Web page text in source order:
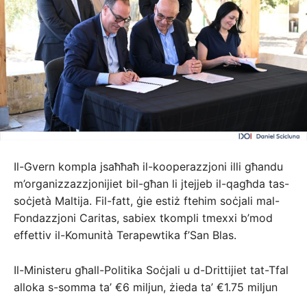
Il-Gvern kompla jsaħħaħ il-kooperazzjoni illi għandu
m’organizzazzjonijiet bil-għan li jtejjeb il-qagħda tas-
soċjetà Maltija. Fil-fatt, ġie estiż ftehim soċjali mal-
Fondazzjoni Caritas, sabiex tkompli tmexxi b’mod
effettiv il-Komunità Terapewtika f’San Blas.
Il-Ministeru għall-Politika Soċjali u d-Drittijiet tat-Tfal
alloka s-somma ta’ €6 miljun, żieda ta’ €1.75 miljun